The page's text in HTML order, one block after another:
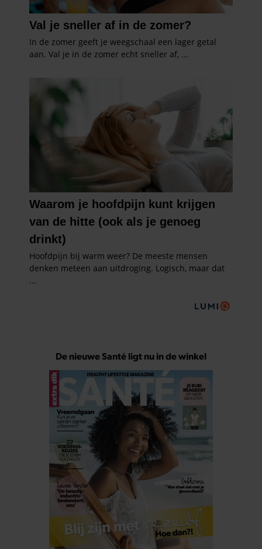
De nieuwe Santé ligt nu in de winkel